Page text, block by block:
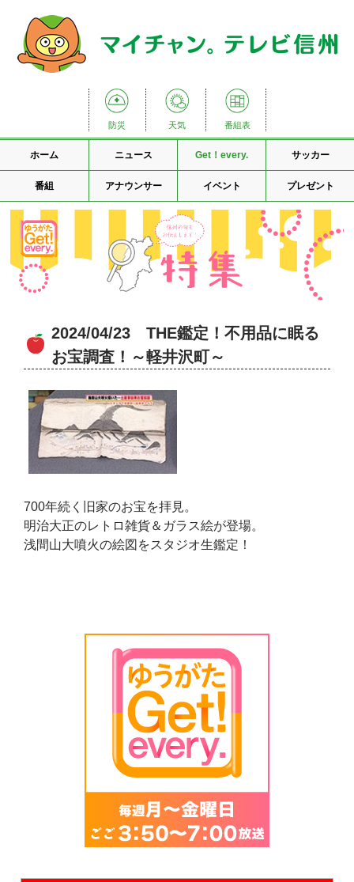
防災 天気 番組表
ホーム ニュース Get！every. サッカー
番組 アナウンサー イベント プレゼント
2024/04/23 THE鑑定！不用品に眠る
お宝調査！～軽井沢町～
700年続く旧家のお宝を拝見。
明治大正のレトロ雑貨＆ガラス絵が登場。
浅間山大噴火の絵図をスタジオ生鑑定！